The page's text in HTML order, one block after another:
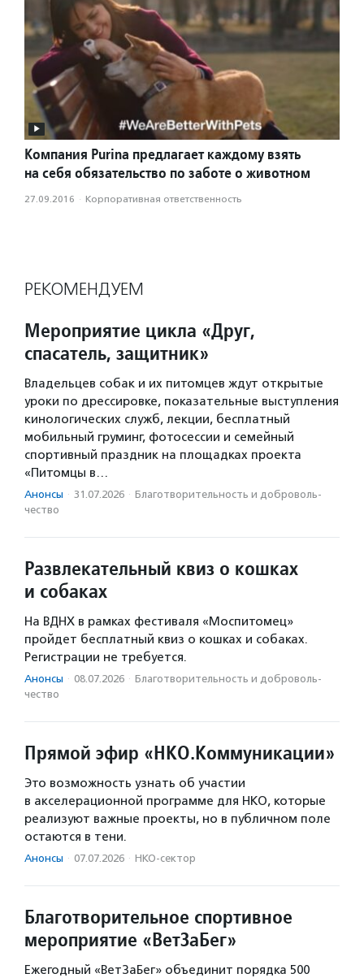
Компания Purina предлагает каждому взять
на себя обязательство по заботе о животном
27.09.2016 · Корпоративная ответственность
РЕКОМЕНДУЕМ
Мероприятие цикла «Друг,
спасатель, защитник»
Владельцев собак и их питомцев ждут открытые
уроки по дрессировке, показательные выступления
кинологических служб, лекции, бесплатный
мобильный груминг, фотосессии и семейный
спортивный праздник на площадках проекта
«Питомцы в…
Анонсы · 31.07.2026 · Благотвори­тель­ность и доброволь­
чест­во
Развлекательный квиз о кошках
и собаках
На ВДНХ в рамках фестиваля «Моспитомец»
пройдет бесплатный квиз о кошках и собаках.
Регистрации не требуется.
Анонсы · 08.07.2026 · Благотвори­тель­ность и доброволь­
чест­во
Прямой эфир «НКО.Коммуникации»
Это возможность узнать об участии
в акселерационной программе для НКО, которые
реализуют важные проекты, но в публичном поле
остаются в тени.
Анонсы · 07.07.2026 · НКО-сектор
Благотворительное спортивное
мероприятие «ВетЗаБег»
Ежегодный «ВетЗаБег» объединит порядка 500